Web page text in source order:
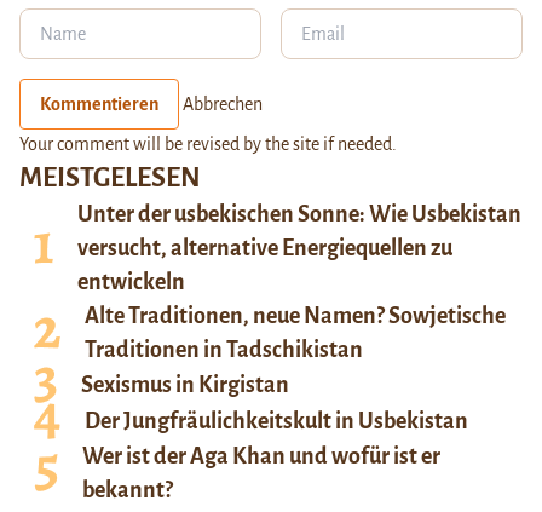
MEISTGELESEN
Unter der usbekischen Sonne: Wie Usbekistan
versucht, alternative Energiequellen zu
entwickeln
Alte Traditionen, neue Namen? Sowjetische
Traditionen in Tadschikistan
Sexismus in Kirgistan
Der Jungfräulichkeitskult in Usbekistan
Wer ist der Aga Khan und wofür ist er
bekannt?
Kommentieren Abbrechen
Your comment will be revised by the site if needed.